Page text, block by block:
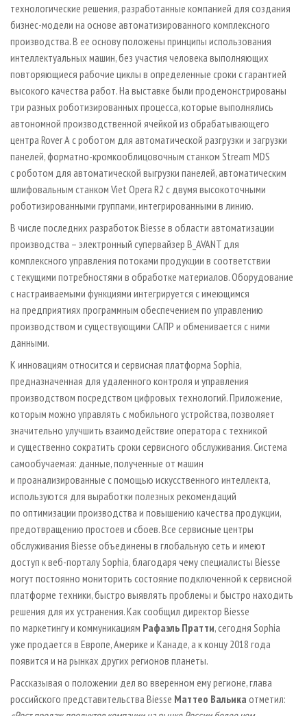
технологические решения, разработанные компанией для создания
бизнес-модели на основе автоматизированного комплексного
производства. В ее основу положены принципы использования
интеллектуальных машин, без участия человека выполняющих
повторяющиеся рабочие циклы в определенные сроки с гарантией
высокого качества работ. На выставке были продемонстрированы
три разных роботизированных процесса, которые выполнялись
автономной производственной ячейкой из обрабатывающего
центра Rover А с роботом для автоматической разгрузки и загрузки
панелей, форматно-кромкооблицовочным станком Stream MDS
с роботом для автоматической выгрузки панелей, автоматическим
шлифовальным станком Viet Opera R2 с двумя высокоточными
роботизированными группами, интегрированными в линию.
В числе последних разработок Biesse в области автоматизации
производства – электронный супервайзер B_AVANT для
комплексного управления потоками продукции в соответствии
с текущими потребностями в обработке материалов. Оборудование
с настраиваемыми функциями интегрируется с имеющимся
на предприятиях программным обеспечением по управлению
производством и существующими САПР и обменивается с ними
данными.
К инновациям относится и сервисная платформа Sophia,
предназначенная для удаленного контроля и управления
производством посредством цифровых технологий. Приложение,
которым можно управлять с мобильного устройства, позволяет
значительно улучшить взаимодействие оператора с техникой
и существенно сократить сроки сервисного обслуживания. Система
самообучаемая: данные, полученные от машин
и проанализированные с помощью искусственного интеллекта,
используются для выработки полезных рекомендаций
по оптимизации производства и повышению качества продукции,
предотвращению простоев и сбоев. Все сервисные центры
обслуживания Biesse объединены в глобальную сеть и имеют
доступ к веб-порталу Sophia, благодаря чему специалисты Biesse
могут постоянно мониторить состояние подключенной к сервисной
платформе техники, быстро выявлять проблемы и быстро находить
решения для их устранения. Как сообщил директор Biesse
по маркетингу и коммуникациям Рафаэль Пратти, сегодня Sophia
уже продается в Европе, Америке и Канаде, а к концу 2018 года
появится и на рынках других регионов планеты.
Рассказывая о положении дел во вверенном ему регионе, глава
российского представительства Biesse Маттео Вальика отметил: